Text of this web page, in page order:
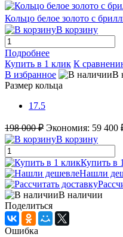
Кольцо белое золото с
В корзину
Подробнее
Купить в 1 клик К
В избранное
В
Размер кольца
17.5
198 000 ₽ Экономия: 59 400
В корзину
Купить в
Нашли
В наличии
Поделиться
Ошибка